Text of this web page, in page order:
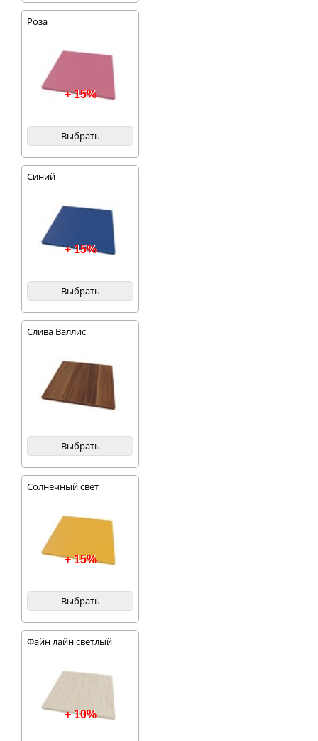
Роза
+ 15%
Выбрать
Синий
+ 15%
Выбрать
Слива Валлис
Выбрать
Солнечный свет
+ 15%
Выбрать
Файн лайн светлый
+ 10%